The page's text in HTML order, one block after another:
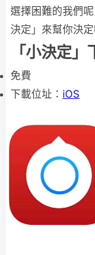
選擇困難的我們
決定」來幫你決定
「小決定
免費
下載位址： iOS